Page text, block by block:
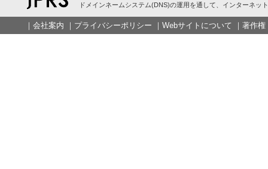
ドメインネームシステム(DNS)の運用を通して、インターネッ
｜ 会社案内 ｜ プライバシーポリシー ｜ Webサイトについて ｜ 著作権